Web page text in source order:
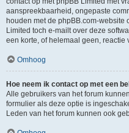
aanspreekbaarheid, ongepaste
houden met de phpBB.com-website
Limited toch e-mailt over deze
een korte, of helemaal geen, reactie
Omhoog
Hoe neem ik contact op met een
Alle gebruikers van het forum
formulier als deze optie is
Leden van het forum kunnen ook